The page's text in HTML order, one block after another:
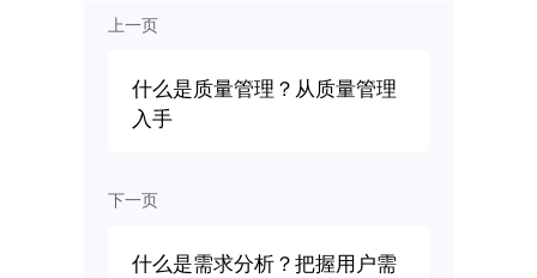
上一页
什么是质量管理？从质量管理
入手
下一页
什么是需求分析？把握用户需